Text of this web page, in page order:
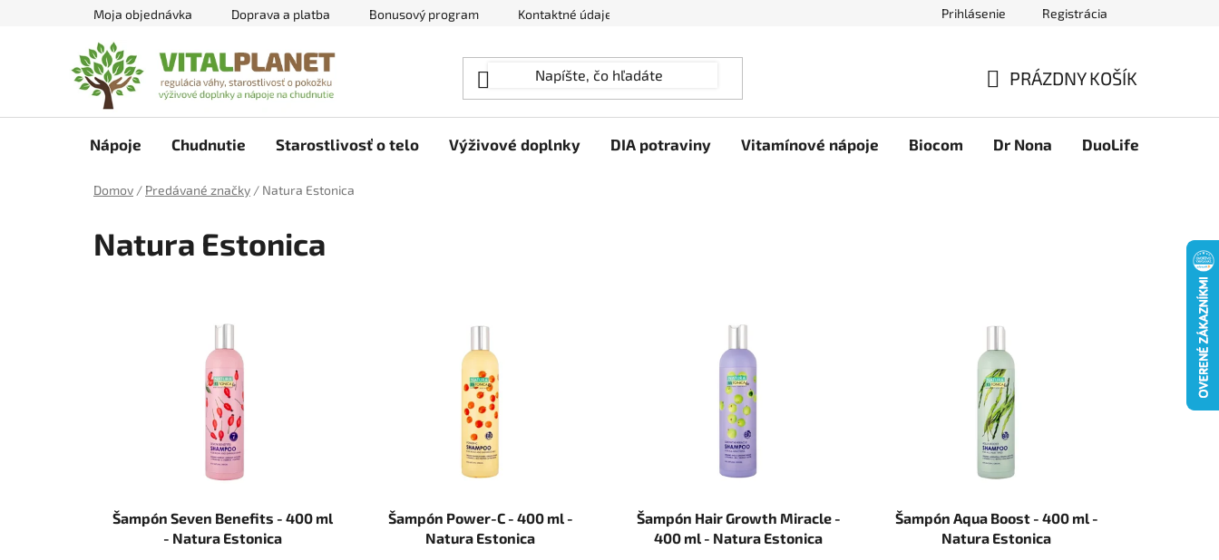
Moja objednávka Doprava a platba Bonusový program Kontaktné údaje Ako nakupovať Obchodné podmienky
Prihlásenie Registrácia
KOŠÍK
PRÁZDNY KOŠÍK
Nápoje Chudnutie Starostlivosť o telo Výživové doplnky DIA potraviny Vitamínové nápoje Biocom Dr Nona DuoLife
Domov / Predávané značky / Natura Estonica
Natura Estonica
Šampón Seven Benefits - 400 ml
- Natura Estonica
Šampón Power-C - 400 ml -
Natura Estonica
Šampón Hair Growth Miracle -
400 ml - Natura Estonica
Šampón Aqua Boost - 400 ml -
Natura Estonica